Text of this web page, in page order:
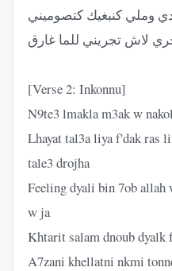
وملي كنبغيك كتصوميني
لاش تجريني للما غارق
[Verse 2: Inkonnu]
N9te3 lmakla m3ak w
Lhayat tal3a liya f'dak ras
tale3 drojha
Feeling dyali bin 7ob
w ja
Khtarit salam dnoub dyalk
A7zani khellatni nkmi